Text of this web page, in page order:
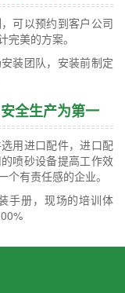
可以预约到客户公司
美的方案。
装团队，安装前制定
全生产为第一
用进口配件，进口配
喷砂设备提高工作效
有责任感的企业。
手册，现场的培训体